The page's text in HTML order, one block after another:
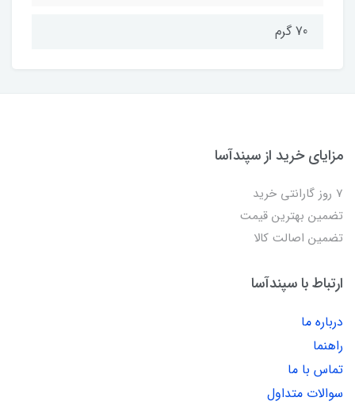
70 گرم
مزایای خرید از سپندآسا
7 روز گارانتی خرید
تضمین بهترین قیمت
تضمین اصالت کالا
ارتباط با سپندآسا
درباره ما
راهنما
تماس با ما
سوالات متداول